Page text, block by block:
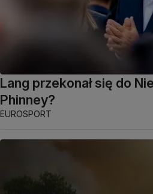
Lang przekonał się do
Phinney?
EUROSPORT